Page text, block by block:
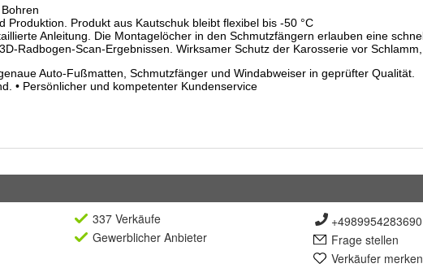
337 Verkäufe
Gewerblicher Anbieter
+4989954283690
Frage stellen
Verkäufer merken